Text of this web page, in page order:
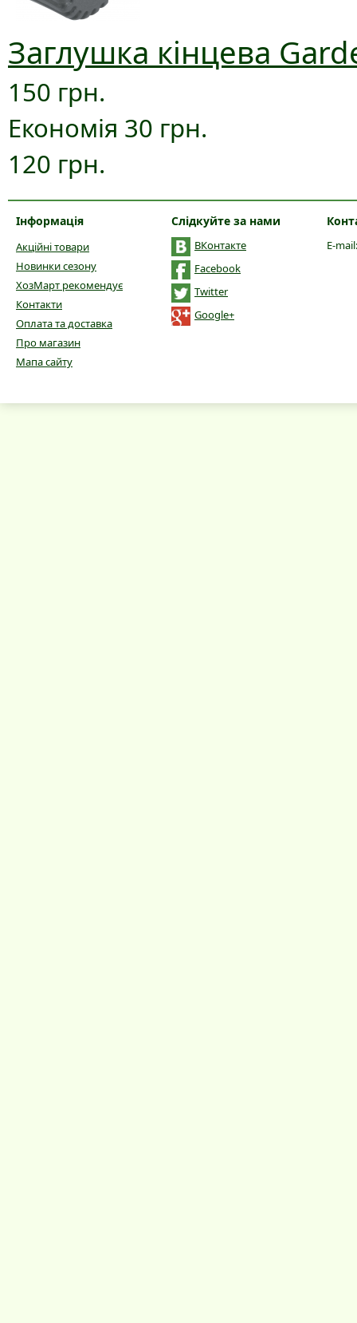
Заглушка кінцева
150 грн.
Економія 30 грн.
120 грн.
Інформація
Акційні товари
Новинки сезону
ХозМарт рекомендує
Контакти
Оплата та доставка
Про магазин
Мапа сайту
Слідкуйте за нами
ВКонтакте
Facebook
Twitter
Google+
E-